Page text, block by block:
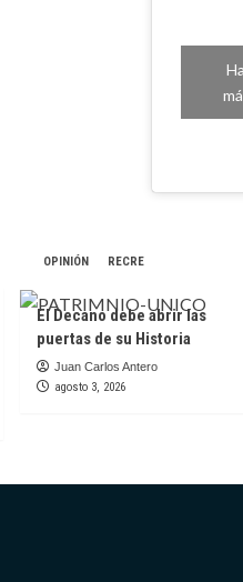
OPINIÓN RECRE
El Decano debe abrir las
puertas de su Historia
Juan Carlos Antero
agosto 3, 2026